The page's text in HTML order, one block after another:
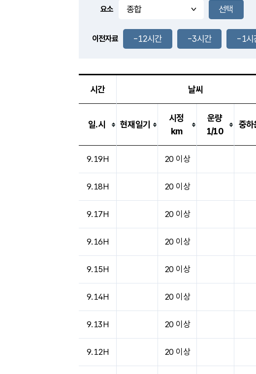
풍도
0.9m/s
-
요소
이전자료 -12시간 -3시간 -1시
시간 날씨
일.시 현재일기
시정
km
운량
1/10
중하
9.19H 20 이상
9.18H 20 이상
9.17H 20 이상
9.16H 20 이상
9.15H 20 이상
9.14H 20 이상
9.13H 20 이상
9.12H 20 이상